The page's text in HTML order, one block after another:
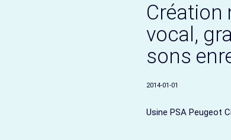
vocal,
sons
2014-01-01
Usine PSA Peugeot